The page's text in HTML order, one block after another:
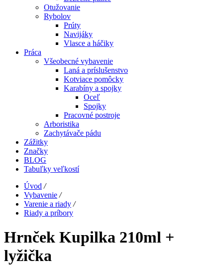
Otužovanie
Rybolov
Prúty
Navijáky
Vlasce a háčiky
Práca
Všeobecné vybavenie
Laná a príslušenstvo
Kotviace pomôcky
Karabíny a spojky
Oceľ
Spojky
Pracovné postroje
Arboristika
Zachytávače pádu
Zážitky
Značky
BLOG
Tabuľky veľkostí
Úvod /
Vybavenie /
Varenie a riady /
Riady a príbory
Hrnček Kupilka 210ml +
lyžička